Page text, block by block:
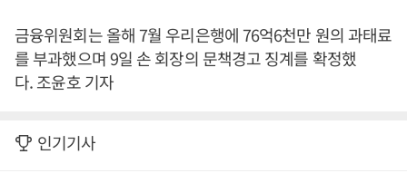
금융위원회는 올해 7월 우리은행에 76억6천만 원의 과태료
를 부과했으며 9일 손 회장의 문책경고 징계를 확정했
다. 조윤호 기자
인기기사